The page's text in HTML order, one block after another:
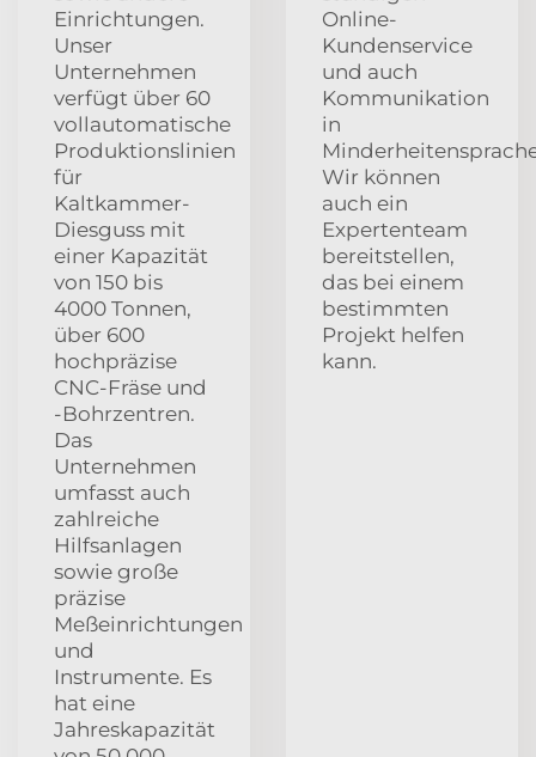
Einrichtungen.
Unser
Unternehmen
verfügt über 60
vollautomatische
Produktionslinien
für
Kaltkammer-
Diesguss mit
einer Kapazität
von 150 bis
4000 Tonnen,
über 600
hochpräzise
CNC-Fräse und
-Bohrzentren.
Das
Unternehmen
umfasst auch
zahlreiche
Hilfsanlagen
sowie große
präzise
Meßeinrichtungen
und
Instrumente. Es
hat eine
Jahreskapazität
Online-
Kundenservice
und auch
Kommunikation
in
Wir können
auch ein
Expertenteam
bereitstellen,
das bei einem
bestimmten
Projekt helfen
kann.